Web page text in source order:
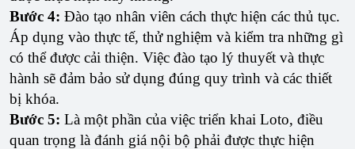
Bước 4: Đào tạo nhân viên cách thực hiện các thủ tục.
Áp dụng vào thực tế, thử nghiệm và kiểm tra những gì
có thể được cải thiện. Việc đào tạo lý thuyết và thực
hành sẽ đảm bảo sử dụng đúng quy trình và các thiết
bị khóa.
Bước 5: Là một phần của việc triển khai Loto, điều
quan trọng là đánh giá nội bộ phải được thực hiện